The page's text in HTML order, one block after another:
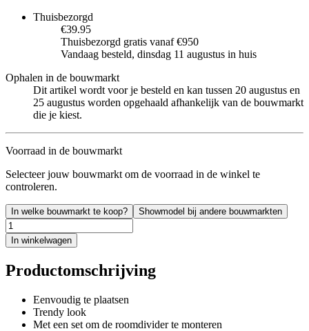
Thuisbezorgd
€39.95
Thuisbezorgd gratis vanaf €950
Vandaag besteld, dinsdag 11 augustus in huis
Ophalen in de bouwmarkt
Dit artikel wordt voor je besteld en kan tussen 20 augustus en
25 augustus worden opgehaald afhankelijk van de bouwmarkt
die je kiest.
Voorraad in de bouwmarkt
Selecteer jouw bouwmarkt om de voorraad in de winkel te
controleren.
In welke bouwmarkt te koop? Showmodel bij andere bouwmarkten
In winkelwagen
Productomschrijving
Eenvoudig te plaatsen
Trendy look
Met een set om de roomdivider te monteren